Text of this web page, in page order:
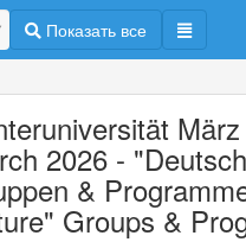
Показать все
2026 -
&
Groups &